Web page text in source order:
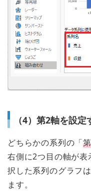
（4）第2軸を設定
どちらかの系列の「
右側に2つ目の軸が
択した系列のグラフ
ます。